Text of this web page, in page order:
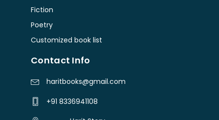
Fiction
Poetry
Customized book list
Contact Info
haritbooks@gmail.com
+91 8336941108